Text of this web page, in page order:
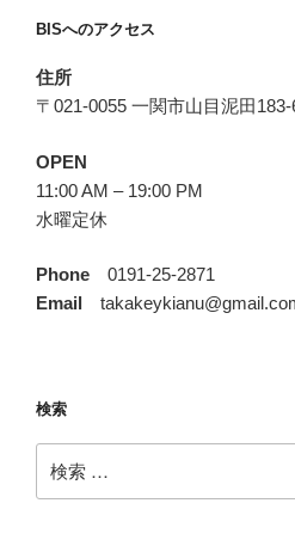
BISへのアクセス
住所
〒021-0055 一関市山目泥田183-
OPEN
11:00 AM – 19:00 PM
水曜定休
Phone 0191-25-2871
Email
検索
索: